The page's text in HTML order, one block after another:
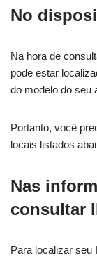
No
Na hora de
pode estar
do modelo do seu
Portanto, você
locais listados
Nas
consultar
Para localizar seu